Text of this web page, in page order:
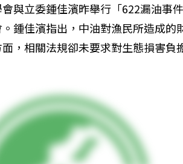
與立委鍾佳濱昨舉行「622漏油事
鍾佳濱指出，中油對漁民所造成的
，相關法規卻未要求對生態損害負